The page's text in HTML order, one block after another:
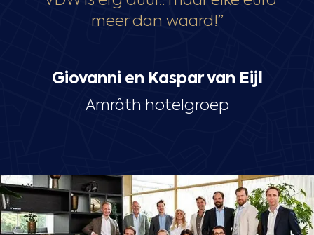
meer dan waard!”
Giovanni en Kaspar van Eijl
Amrâth hotelgroep